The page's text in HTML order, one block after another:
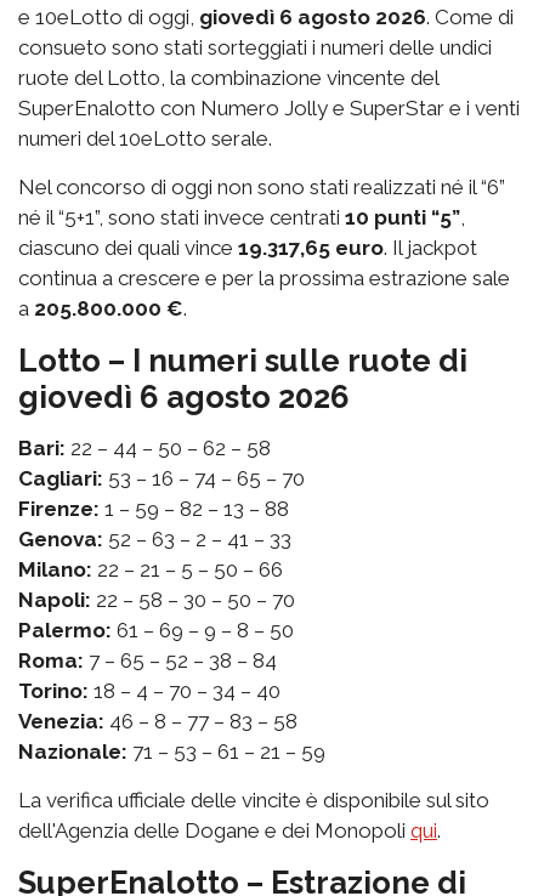
e 10eLotto di oggi, giovedì 6 agosto 2026. Come di
consueto sono stati sorteggiati i numeri delle undici
ruote del Lotto, la combinazione vincente del
SuperEnalotto con Numero Jolly e SuperStar e i venti
numeri del 10eLotto serale.
Nel concorso di oggi non sono stati realizzati né il “6”
né il “5+1”, sono stati invece centrati 10 punti “5”
ciascuno dei quali vince 19.317,65 euro. Il jackpot
continua a crescere e per la prossima estrazione sale
a 205.800.000 €.
Lotto – I numeri sulle ruote di
giovedì 6 agosto 2026
Bari: 22 – 44 – 50 – 62 – 58
Cagliari: 53 – 16 – 74 – 65 – 70
Firenze: 1 – 59 – 82 – 13 – 88
Genova: 52 – 63 – 2 – 41 – 33
Milano: 22 – 21 – 5 – 50 – 66
Napoli: 22 – 58 – 30 – 50 – 70
Palermo: 61 – 69 – 9 – 8 – 50
Roma: 7 – 65 – 52 – 38 – 84
Torino: 18 – 4 – 70 – 34 – 40
Venezia: 46 – 8 – 77 – 83 – 58
Nazionale: 71 – 53 – 61 – 21 – 59
La verifica ufficiale delle vincite è disponibile sul sito
dell'Agenzia delle Dogane e dei Monopoli qui.
SuperEnalotto – Estrazione di